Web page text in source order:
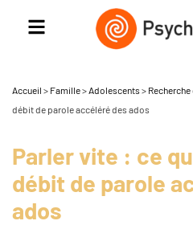
Accueil > Famille> Adolescents >
débit de parole accéléré des ados
Parler vite : ce
débit de parole
ados